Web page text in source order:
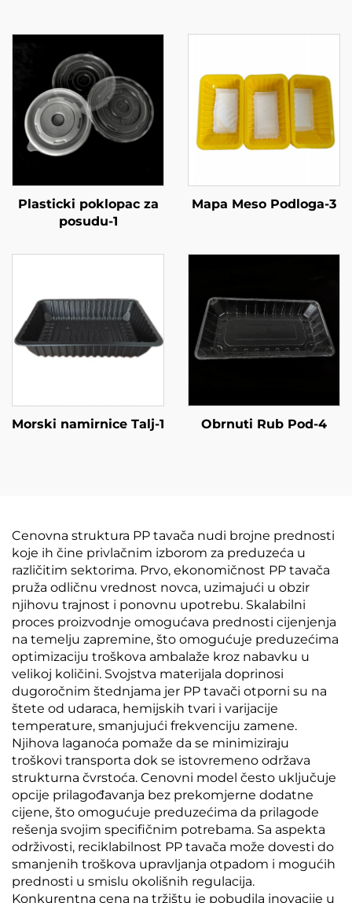
Plasticki poklopac za
posudu-1
Mapa Meso Podloga-3
Morski namirnice Talj-1 Obrnuti Rub Pod-4
Cenovna struktura PP tavača nudi brojne prednosti
koje ih čine privlačnim izborom za preduzeća u
različitim sektorima. Prvo, ekonomičnost PP tavača
pruža odličnu vrednost novca, uzimajući u obzir
njihovu trajnost i ponovnu upotrebu. Skalabilni
proces proizvodnje omogućava prednosti cijenjenja
na temelju zapremine, što omogućuje preduzećima
optimizaciju troškova ambalaže kroz nabavku u
velikoj količini. Svojstva materijala doprinosi
dugoročnim štednjama jer PP tavači otporni su na
štete od udaraca, hemijskih tvari i varijacije
temperature, smanjujući frekvenciju zamene.
Njihova laganoća pomaže da se minimiziraju
troškovi transporta dok se istovremeno održava
strukturna čvrstoća. Cenovni model često uključuje
opcije prilagođavanja bez prekomjerne dodatne
cijene, što omogućuje preduzećima da prilagode
rešenja svojim specifičnim potrebama. Sa aspekta
održivosti, reciklabilnost PP tavača može dovesti do
smanjenih troškova upravljanja otpadom i mogućih
prednosti u smislu okolišnih regulacija.
Konkurentna cena na tržištu je pobudila inovacije u